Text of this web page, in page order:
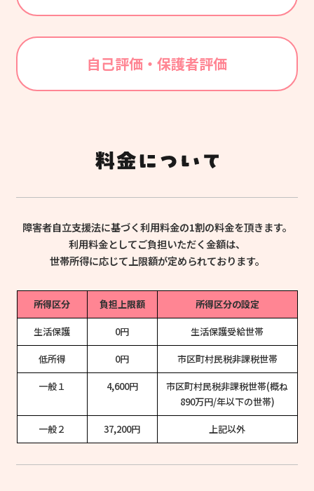
自己評価・保護者評価
障害者自立支援法に基づく利用料金の1割の料金を頂きます。
利用料金としてご負担いただく金額は、
世帯所得に応じて上限額が定められております。
所得区分 負担上限額 所得区分の設定
生活保護 0円 生活保護受給世帯
低所得 0円 市区町村民税非課税世帯
一般１ 4,600円
市区町村民税非課税世帯(概ね
890万円/年以下の世帯)
一般２ 37,200円 上記以外